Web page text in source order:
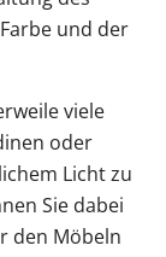
und der
viele
oder
Licht zu
Sie dabei
den Möbeln